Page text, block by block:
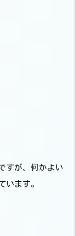
すが、何かよい
ます。